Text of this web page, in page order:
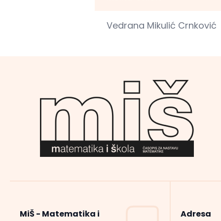
Vedrana Mikulić Crnković
MiŠ - Matematika i
Adresa